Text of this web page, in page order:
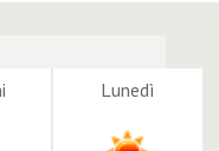
Lunedì